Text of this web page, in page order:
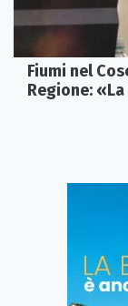
Fiumi nel
Regione: